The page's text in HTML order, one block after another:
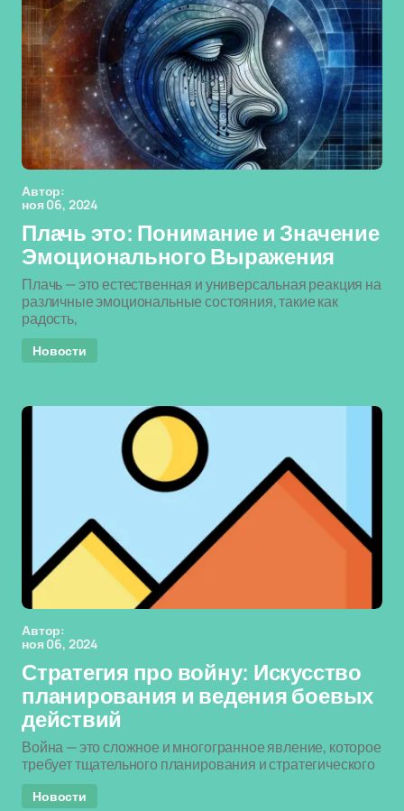
Автор:
ноя 06, 2024
Плачь это: Понимание и Значение
Эмоционального Выражения
Плачь — это естественная и универсальная реакция на
различные эмоциональные состояния, такие как
радость,
Новости
Автор:
ноя 06, 2024
Стратегия про войну: Искусство
планирования и ведения боевых
действий
Война — это сложное и многогранное явление, которое
требует тщательного планирования и стратегического
Новости